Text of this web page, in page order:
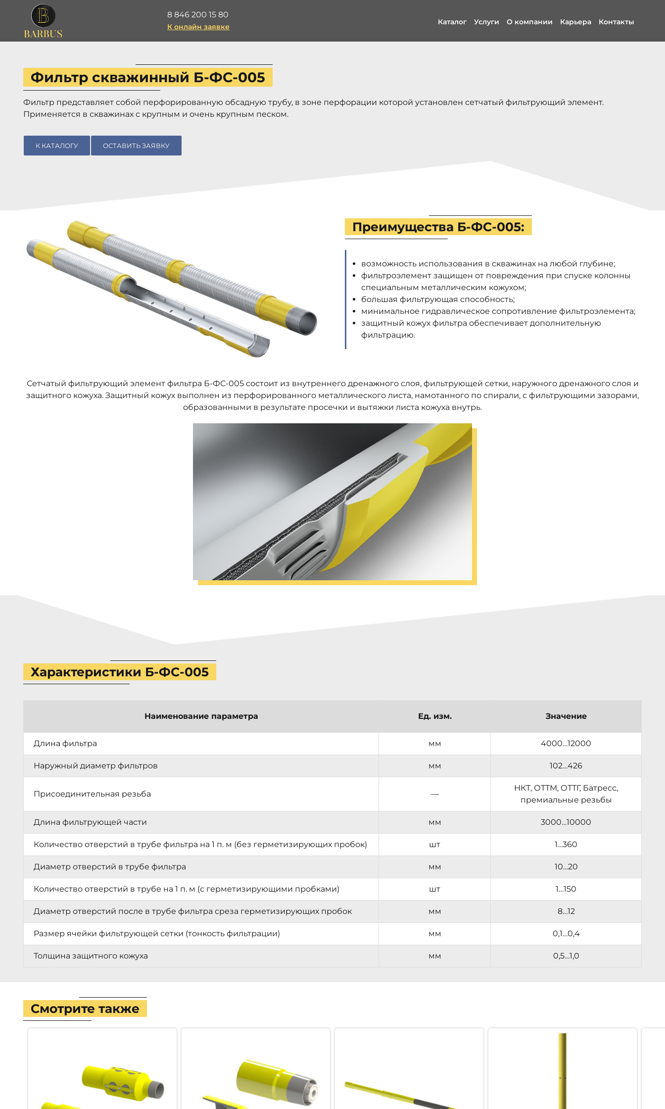
8 846 200 15 80
К онлайн заявке
Каталог Услуги О компании Карьера Контакты
Фильтр скважинный Б-ФС-005
Фильтр представляет собой перфорированную обсадную трубу, в зоне перфорации которой установлен сетчатый фильтрующий элемент.
Применяется в скважинах с крупным и очень крупным песком.
К КАТАЛОГУ ОСТАВИТЬ ЗАЯВКУ
Преимущества Б-ФС-005:
возможность использования в скважинах на любой глубине;
фильтроэлемент защищен от повреждения при спуске колонны
специальным металлическим кожухом;
большая фильтрующая способность;
минимальное гидравлическое сопротивление фильтроэлемента;
защитный кожух фильтра обеспечивает дополнительную
фильтрацию.
Сетчатый фильтрующий элемент фильтра Б-ФС-005 состоит из внутреннего дренажного слоя, фильтрующей сетки, наружного дренажного слоя и
защитного кожуха. Защитный кожух выполнен из перфорированного металлического листа, намотанного по спирали, с фильтрующими зазорами,
образованными в результате просечки и вытяжки листа кожуха внутрь.
Характеристики Б-ФС-005
Наименование параметра Ед. изм. Значение
Длина фильтра мм 4000…12000
Наружный диаметр фильтров мм 102…426
Присоединительная резьба —
НКТ, ОТТМ, ОТТГ, Батресс,
премиальные резьбы
Длина фильтрующей части мм 3000…10000
Количество отверстий в трубе фильтра на 1 п. м (без герметизирующих пробок) шт 1…360
Диаметр отверстий в трубе фильтра мм 10…20
Количество отверстий в трубе на 1 п. м (с герметизирующими пробками) шт 1…150
Диаметр отверстий после в трубе фильтра среза герметизирующих пробок мм 8…12
Размер ячейки фильтрующей сетки (тонкость фильтрации) мм 0,1…0,4
Толщина защитного кожуха мм 0,5…1,0
Смотрите также